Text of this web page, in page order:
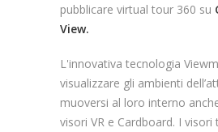
pubblicare virtual tour 360 su
View.
L'innovativa tecnologia
visualizzare gli ambienti
muoversi al loro interno
visori VR e Cardboard. I